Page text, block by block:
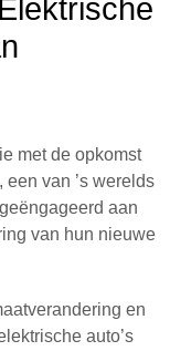
met de opkomst
van ’s werelds
aan
van hun nieuwe
en
auto’s